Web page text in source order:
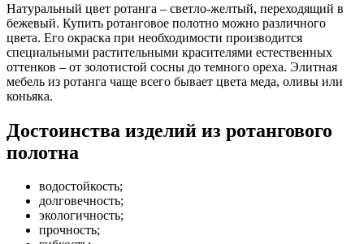
Натуральный цвет ротанга – светло-желтый, переходящий в
бежевый. Купить ротанговое полотно можно различного
цвета. Его окраска при необходимости производится
специальными растительными красителями естественных
оттенков – от золотистой сосны до темного ореха. Элитная
мебель из ротанга чаще всего бывает цвета меда, оливы или
коньяка.
Достоинства изделий из ротангового
полотна
водостойкость;
долговечность;
экологичность;
прочность;